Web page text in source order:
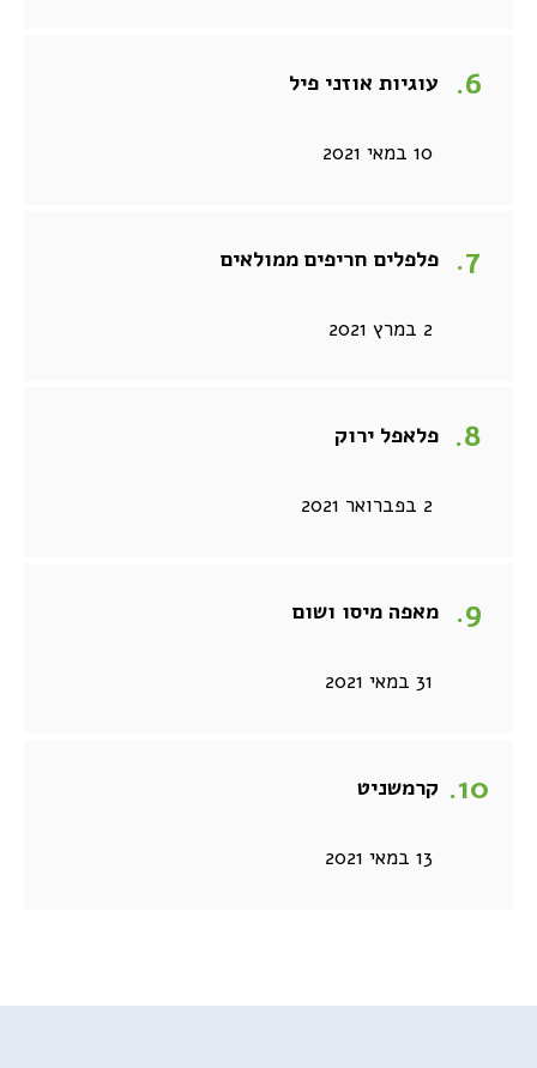
עוגיות אוזני פיל
10 במאי 2021
פלפלים חריפים ממולאים
2 במרץ 2021
פלאפל ירוק
2 בפברואר 2021
מאפה מיסו ושום
31 במאי 2021
קרמשניט
13 במאי 2021